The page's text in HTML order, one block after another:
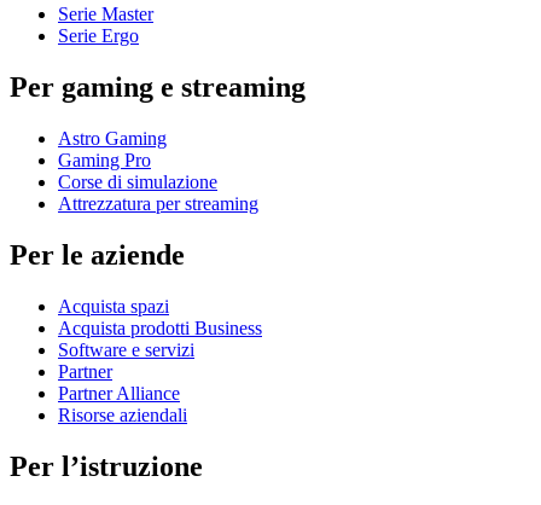
Serie Master
Serie Ergo
Per gaming e streaming
Astro Gaming
Gaming Pro
Corse di simulazione
Attrezzatura per streaming
Per le aziende
Acquista spazi
Acquista prodotti Business
Software e servizi
Partner
Partner Alliance
Risorse aziendali
Per l’istruzione